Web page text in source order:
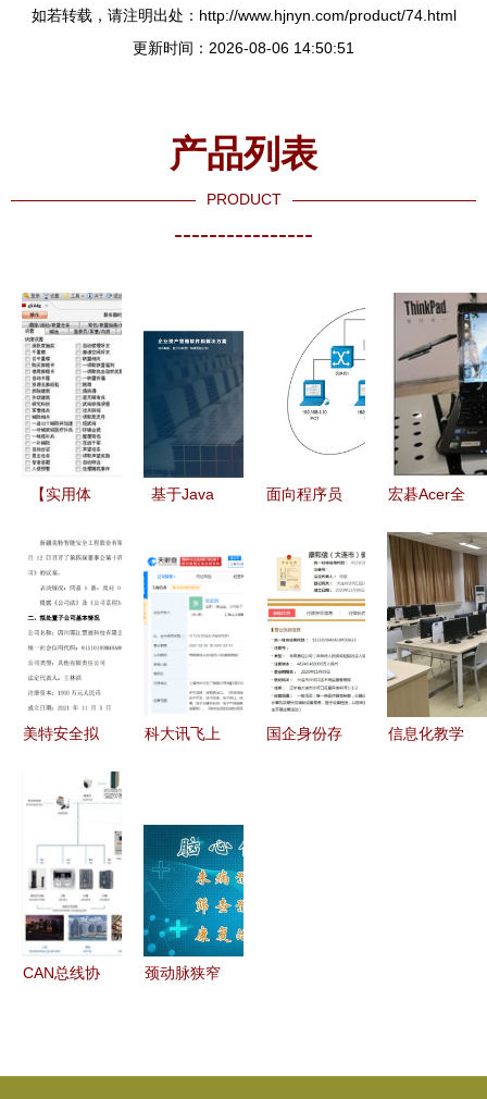
如若转载，请注明出处：http://www.hjnyn.com/product/74.html
更新时间：2026-08-06 14:50:51
产品列表
PRODUCT
----------------
【实用体
霸机器人辅
助v3.5.8绿
色版 下载
与功能使用
全攻略
基于Java
设备管理系
统 代码实
现与功能分
析——聚焦
计算机软硬
件及辅助设
面向程序员
知识 网络
模型及网络
设备
宏碁Acer全
商汇特价
4499元降
级3400
元，性价比
之王如何开
启智能学习
美特安全拟
聚焦核心业
产结构
科大讯飞上
算机软硬件
零售市场
国企身份存
信息化教学
CAN总线协
颈动脉狭窄